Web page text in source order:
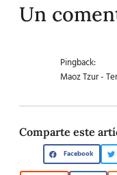
Un
Pingback:
Maoz Tzur -
Comparte este
Facebook